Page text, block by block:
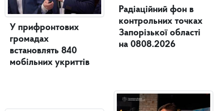
У прифронтових
громадах
встановлять 840
мобільних укриттів
Радіаційний фон в
контрольних точках
Запорізької області
на 0808.2026